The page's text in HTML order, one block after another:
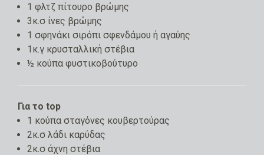
1 φλτζ πίτουρο βρώμης
3κ.σ ίνες βρώμης
1 σφηνάκι σιρόπι σφενδάμου ή αγαύης
1κ.γ κρυσταλλική στέβια
½ κούπα φυστικοβούτυρο
Για το top
1 κούπα σταγόνες κουβερτούρας
2κ.σ λάδι καρύδας
2κ.σ άχνη στέβια